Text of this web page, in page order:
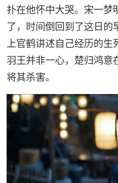
扑在他怀中大哭。宋一梦
了，时间倒回到了这日的
上官鹤讲述自己经历的生
羽王并非一心，楚归鸿意
将其杀害。